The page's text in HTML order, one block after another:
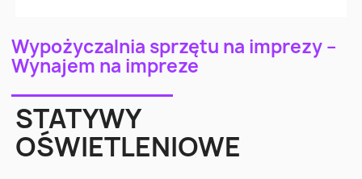
Wypożyczalnia sprzętu na imprezy –
Wynajem na impreze
STATYWY
OŚWIETLENIOWE